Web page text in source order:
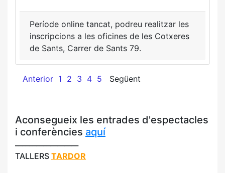
Període online tancat, podreu realitzar les
inscripcions a les oficines de les Cotxeres
de Sants, Carrer de Sants 79.
Anterior 1 2 3 4 5 Següent
Aconsegueix les entrades d'espectacles
i conferències aquí
TALLERS TARDOR